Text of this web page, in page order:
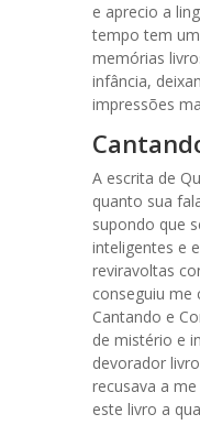
e aprecio a
tempo tem
memórias
infância,
impressões
A escrita de
quanto sua
supondo que
inteligentes e
reviravoltas
conseguiu me
Cantando e
de mistério e
devorador
recusava a
este livro a